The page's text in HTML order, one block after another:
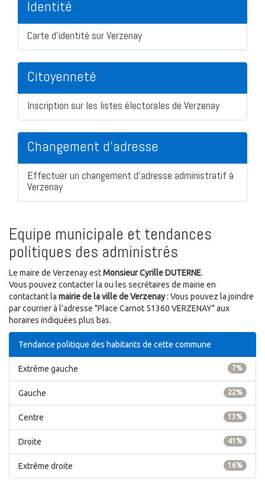
Identité
Carte d'identité sur Verzenay
Citoyenneté
Inscription sur les listes électorales de Verzenay
Changement d'adresse
Effectuer un changement d'adresse administratif à
Verzenay
Equipe municipale et tendances
politiques des administrés
Le maire de Verzenay estMonsieur Cyrille DUTERNE.
Vous pouvez contacter la ou les secrétaires de mairie en
contactant la mairie de la ville de Verzenay: Vous pouvez la joindre
par courrier à l'adresse "Place Carnot 51360 VERZENAY" aux
horaires indiquées plus bas.
Tendance politique des habitants de cette commune
7%
Extrême gauche
22%
Gauche
13%
Centre
41%
Droite
16%
Extrême droite